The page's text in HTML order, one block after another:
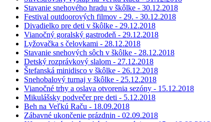
Stavanie snehového hradu v škôlke - 30.12.2018
Festival outdoorových filmov - 29. - 30.12.2018
Divadielko pre deti v škôlke - 29.12.2018
Vianočný goralský gastrodeň - 29.12.2018
Lyžovačka s čelovkami - 28.12.2018
Stavanie snehových sôch v škôlke - 28.12.2018
Detský rozprávkový slalom - 27.12.2018
Štefanská minidisco v škôlke - 26.12.2018
Snehobalový turnaj v škôlke - 25.12.2018
Vianočné trhy a oslava otvorenia sezóny - 15.12.2018
Mikulášsky podvečer pre deti - 5.12.2018
Beh na Veľkú Raču - 18.09.2018
Zábavné ukončenie prázdnin - 02.09.2018